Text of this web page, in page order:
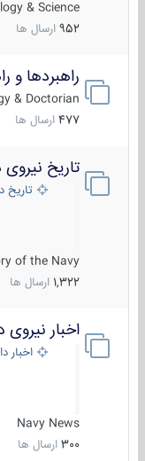
& Science
952 ارسال ها
راهبردها و
& Doctorian
477 ارسال ها
تاریخ نیروی
تاریخ
of the Navy
1,322 ارسال ها
اخبار نیروی
اخبار
Navy News
300 ارسال ها